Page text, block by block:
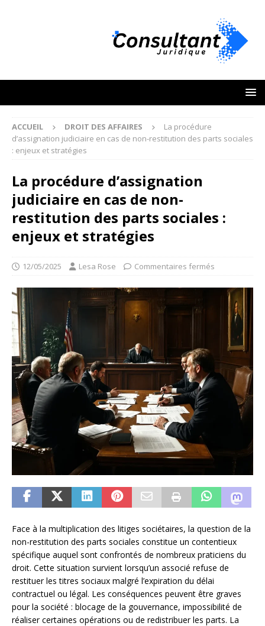
ACCUEIL DROIT DES AFFAIRES
La procédure
d’assignation judiciaire en cas de non-restitution des parts sociales
: enjeux et stratégies
La procédure d’assignation
judiciaire en cas de non-
restitution des parts sociales :
enjeux et stratégies
12/05/2025 Lesa Rose Commentaires fermés
Face à la multiplication des litiges sociétaires, la question de la
non-restitution des parts sociales constitue un contentieux
spécifique auquel sont confrontés de nombreux praticiens du
droit. Cette situation survient lorsqu’un associé refuse de
restituer les titres sociaux malgré l’expiration du délai
contractuel ou légal. Les conséquences peuvent être graves
pour la société : blocage de la gouvernance, impossibilité de
réaliser certaines opérations ou de redistribuer les parts. La